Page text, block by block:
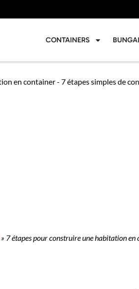
CONTAINERS
» 7 étapes pour construire une habitation en